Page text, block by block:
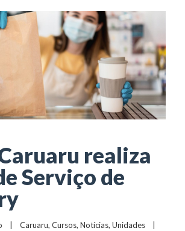
realiza
Serviço de
    |
Caruaru, Cursos, Notícias, Unidades